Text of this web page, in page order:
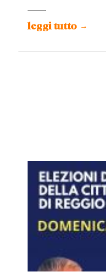
leggi tutto →